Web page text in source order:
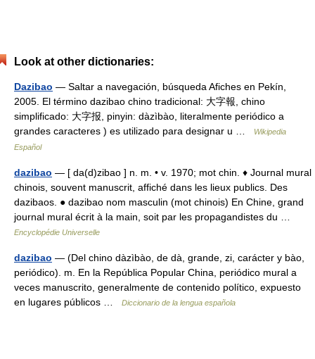
Look at other dictionaries:
Dazibao — Saltar a navegación, búsqueda Afiches en Pekín,
2005. El término dazibao chino tradicional: 大字報, chino
simplificado: 大字报, pinyin: dàzìbào, literalmente periódico a
grandes caracteres ) es utilizado para designar u …
Wikipedia
Español
dazibao — [ da(d)zibao ] n. m. • v. 1970; mot chin. ♦ Journal mural
chinois, souvent manuscrit, affiché dans les lieux publics. Des
dazibaos. ● dazibao nom masculin (mot chinois) En Chine, grand
journal mural écrit à la main, soit par les propagandistes du …
Encyclopédie Universelle
dazibao — (Del chino dàzìbào, de dà, grande, zi, carácter y bào,
periódico). m. En la República Popular China, periódico mural a
veces manuscrito, generalmente de contenido político, expuesto
en lugares públicos …
Diccionario de la lengua española